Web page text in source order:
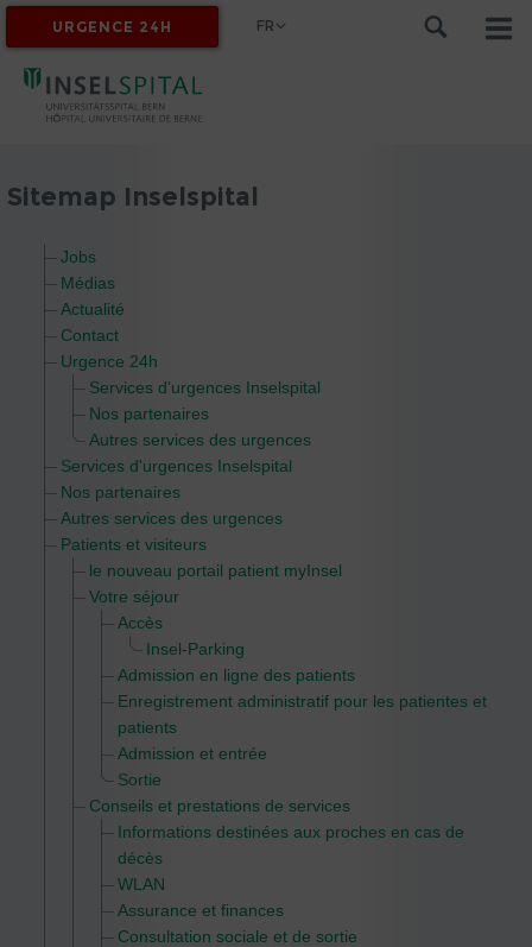
MYINSEL
URGENCE 24H FR
Sitemap Inselspital
Jobs
Médias
Actualité
Contact
Urgence 24h
Services d'urgences Inselspital
Nos partenaires
Autres services des urgences
Services d'urgences Inselspital
Nos partenaires
Autres services des urgences
Patients et visiteurs
le nouveau portail patient myInsel
Votre séjour
Accès
Insel-Parking
Admission en ligne des patients
Enregistrement administratif pour les patientes et
patients
Admission et entrée
Sortie
Conseils et prestations de services
Informations destinées aux proches en cas de
décès
WLAN
Assurance et finances
Consultation sociale et de sortie